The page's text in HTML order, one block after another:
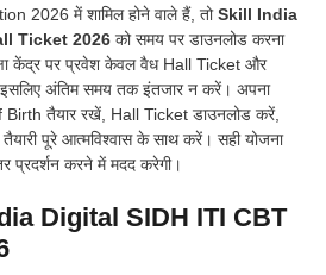
2026 में शामिल होने वाले हैं, तोSkill India
Ticket 2026 को समय पर डाउनलोड करना
केंद्र पर प्रवेश केवल वैध Hall Ticket और
अंतिम समय तक इंतजार न करें। अपना
तैयार रखें, Hall Ticket डाउनलोड करें,
तैयारी पूरे आत्मविश्वास के साथ करें। सही योजना
प्रदर्शन करने में मदद करेगी।
Digital SIDH ITI CBT